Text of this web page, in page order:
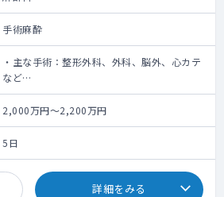
手術麻酔
・主な手術：整形外科、外科、脳外、心カテ
など
・麻酔科管理症例数：2022年度660件、2023
年度673件、2024年度793件
・電子カルテ
2,000万円～2,200万円
5日
詳細をみる